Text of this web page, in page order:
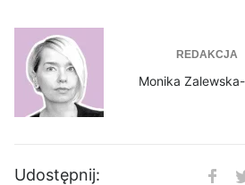
Monika Zalewska-
REDAKCJA
Udostępnij: